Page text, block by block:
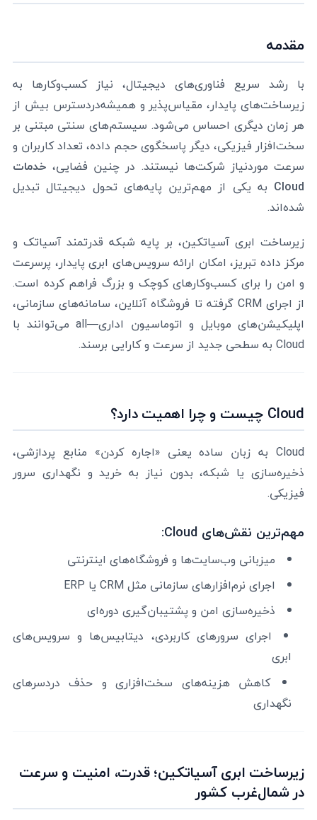
مقدمه
با رشد سریع فناوری‌های دیجیتال، نیاز کسب‌وکارها به
زیرساخت‌های پایدار، مقیاس‌پذیر و همیشه‌در‌دسترس بیش از
هر زمان دیگری احساس می‌شود. سیستم‌های سنتی مبتنی بر
سخت‌افزار فیزیکی، دیگر پاسخگوی حجم داده‌، تعداد کاربران و
سرعت موردنیاز شرکت‌ها نیستند. در چنین فضایی، خدمات
Cloud به یکی از مهم‌ترین پایه‌های تحول دیجیتال تبدیل
شده‌اند.
زیرساخت ابری آسیاتکین، بر پایه شبکه قدرتمند آسیاتک و
مرکز داده تبریز، امکان ارائه سرویس‌های ابری پایدار، پرسرعت
و امن را برای کسب‌وکارهای کوچک و بزرگ فراهم کرده است.
از اجرای CRM گرفته تا فروشگاه آنلاین، سامانه‌های سازمانی،
اپلیکیشن‌های موبایل و اتوماسیون اداری—all می‌توانند با
Cloud به سطحی جدید از سرعت و کارایی برسند.
Cloud چیست و چرا اهمیت دارد؟
Cloud به زبان ساده یعنی «اجاره کردن» منابع پردازشی،
ذخیره‌سازی یا شبکه، بدون نیاز به خرید و نگهداری سرور
فیزیکی.
مهم‌ترین نقش‌های Cloud:
میزبانی وب‌سایت‌ها و فروشگاه‌های اینترنتی
اجرای نرم‌افزارهای سازمانی مثل CRM یا ERP
ذخیره‌سازی امن و پشتیبان‌گیری دوره‌ای
اجرای سرورهای کاربردی، دیتابیس‌ها و سرویس‌های
ابری
کاهش هزینه‌های سخت‌افزاری و حذف دردسرهای
نگهداری
زیرساخت ابری آسیاتکین؛ قدرت، امنیت و سرعت
در شمال‌غرب کشور